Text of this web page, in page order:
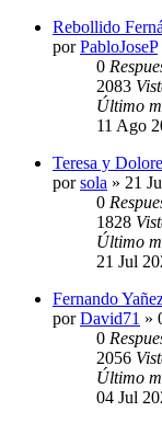
Rebollido
porPabloJoseP
0
2083
Último
11 Ago
Teresa y
porsola » 21
0
1828
Último
21 Jul
Fernando
porDavid71 »
0
2056
Último
04 Jul